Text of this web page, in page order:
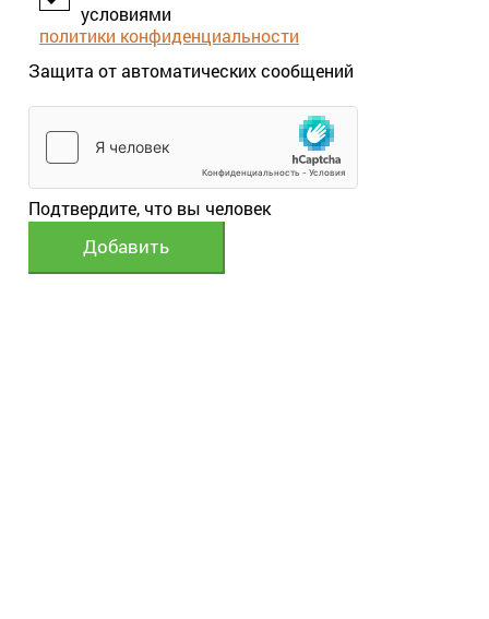
условиями
политики конфиденциальности
Защита от автоматических сообщений
Подтвердите, что вы человек